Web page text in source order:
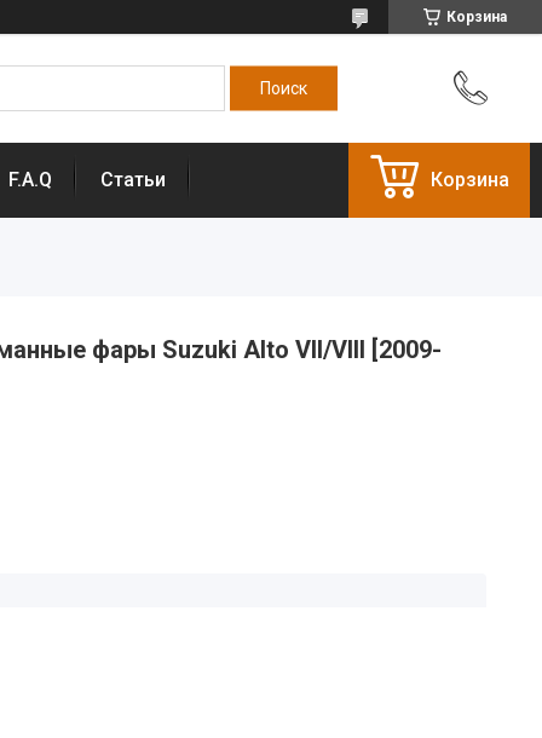
Корзина
F.A.Q Статьи Корзина
фары Suzuki Alto VII/VIII [2009-